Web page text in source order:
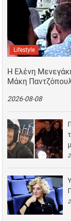
Lifestyle
Η Ελένη
Μάκη
2026-08-08